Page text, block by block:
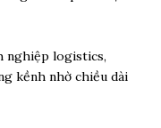
nghiệp logistics,
kềnh nhờ chiều dài